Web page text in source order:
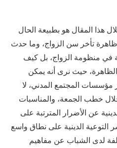
هذا المقال هو بطبيعة الحال
تأخر سن الزواج، وما حدث
في منظومة الزواج، بل كيف
حيث نرى أنه يمكن
مؤسسات المجتمع المدني، لا
خطب الجمعة، والمناسبات
عن الأضرار المترتبة على
الدينية على نطاق واسع
لدى الشباب عن مفاهيم